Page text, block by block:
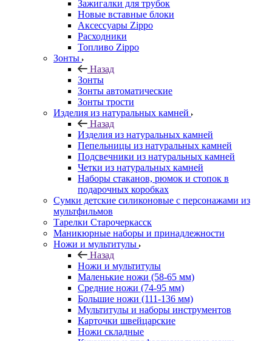
Зажигалки для трубок
Новые вставные блоки
Аксессуары Zippo
Расходники
Топливо Zippo
Зонты
Назад
Зонты
Зонты автоматические
Зонты трости
Изделия из натуральных камней
Назад
Изделия из натуральных камней
Пепельницы из натуральных камней
Подсвечники из натуральных камней
Четки из натуральных камней
Наборы стаканов, рюмок и стопок в
подарочных коробках
Сумки детские силиконовые с персонажами из
мультфильмов
Тарелки Старочеркасск
Маникюрные наборы и принадлежности
Ножи и мультитулы
Назад
Ножи и мультитулы
Маленькие ножи (58-65 мм)
Средние ножи (74-95 мм)
Большие ножи (111-136 мм)
Мультитулы и наборы инструментов
Карточки швейцарские
Ножи складные